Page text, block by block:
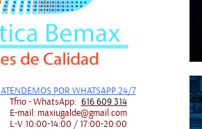
ATENDEMOS POR WHATSAPP 24/7
Tfno - WhatsApp: 616 609 314
E-mail:maxiugalde@gmail.com
L-V10:00-14:00 / 17:00-20:00